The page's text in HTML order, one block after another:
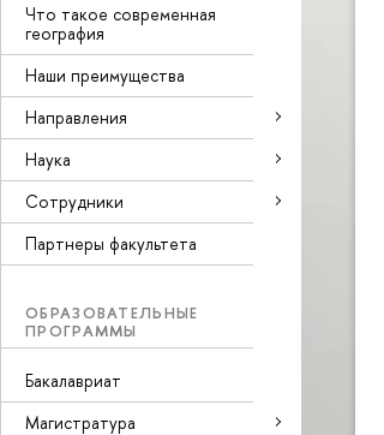
Что такое современная
география
Наши преимущества
Направления
Наука
Cотрудники
Партнеры факультета
ОБРАЗОВАТЕЛЬНЫЕ
ПРОГРАММЫ
Бакалавриат
Магистратура